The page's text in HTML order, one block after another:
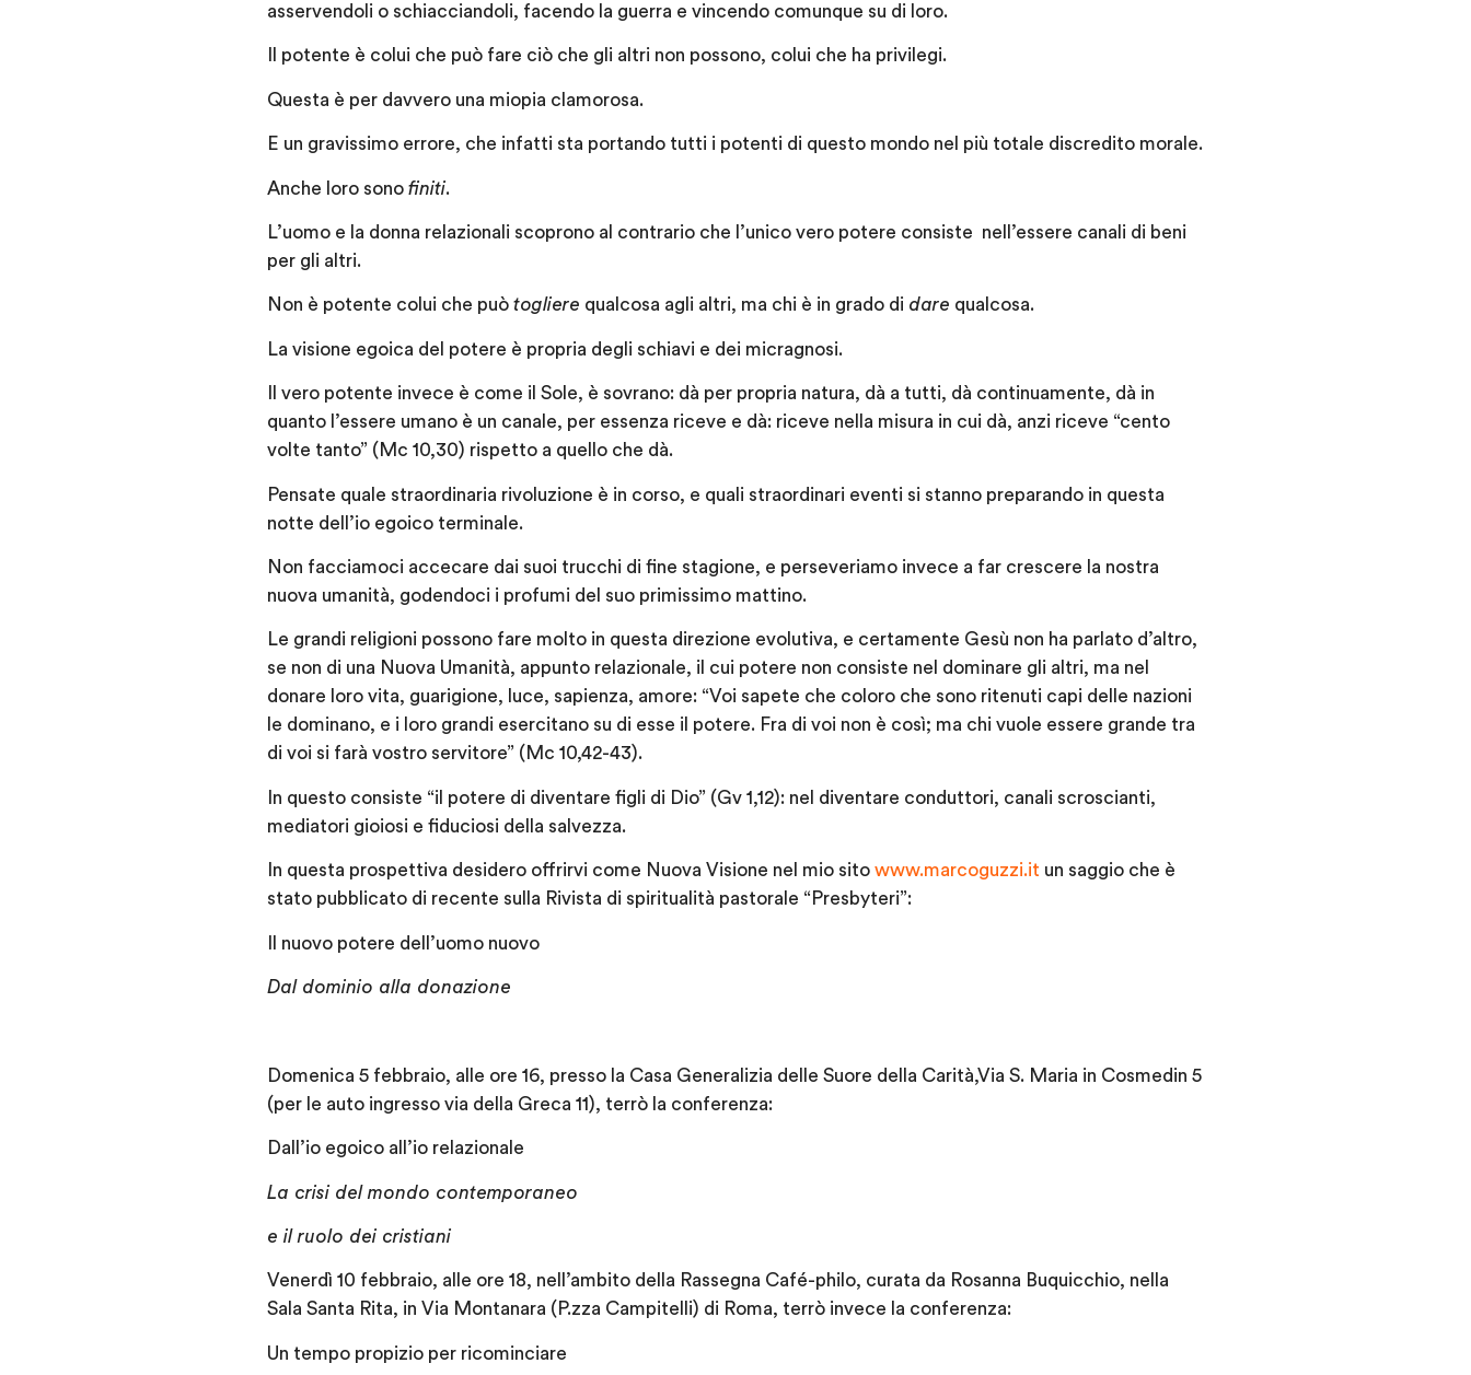
asservendoli o schiacciandoli, facendo la guerra e vincendo comunque su di loro.
Il potente è colui che può fare ciò che gli altri non possono, colui che ha privilegi.
Questa è per davvero una miopia clamorosa.
E un gravissimo errore, che infatti sta portando tutti i potenti di questo mondo nel più totale discredito morale.
Anche loro sono finiti.
L’uomo e la donna relazionali scoprono al contrario che l’unico vero potere consiste nell’essere canali di beni
per gli altri.
Non è potente colui che può togliere qualcosa agli altri, ma chi è in grado di dare qualcosa.
La visione egoica del potere è propria degli schiavi e dei micragnosi.
Il vero potente invece è come il Sole, è sovrano: dà per propria natura, dà a tutti, dà continuamente, dà in
quanto l’essere umano è un canale, per essenza riceve e dà: riceve nella misura in cui dà, anzi riceve “cento
volte tanto” (Mc 10,30) rispetto a quello che dà.
Pensate quale straordinaria rivoluzione è in corso, e quali straordinari eventi si stanno preparando in questa
notte dell’io egoico terminale.
Non facciamoci accecare dai suoi trucchi di fine stagione, e perseveriamo invece a far crescere la nostra
nuova umanità, godendoci i profumi del suo primissimo mattino.
Le grandi religioni possono fare molto in questa direzione evolutiva, e certamente Gesù non ha parlato d’altro,
se non di una Nuova Umanità, appunto relazionale, il cui potere non consiste nel dominare gli altri, ma nel
donare loro vita, guarigione, luce, sapienza, amore: “Voi sapete che coloro che sono ritenuti capi delle nazioni
le dominano, e i loro grandi esercitano su di esse il potere. Fra di voi non è così; ma chi vuole essere grande tra
di voi si farà vostro servitore” (Mc 10,42-43).
In questo consiste “il potere di diventare figli di Dio” (Gv 1,12): nel diventare conduttori, canali scroscianti,
mediatori gioiosi e fiduciosi della salvezza.
In questa prospettiva desidero offrirvi come Nuova Visione nel mio sito www.marcoguzzi.it un saggio che è
stato pubblicato di recente sulla Rivista di spiritualità pastorale “Presbyteri”:
Il nuovo potere dell’uomo nuovo
Dal dominio alla donazione
Domenica 5 febbraio, alle ore 16, presso la Casa Generalizia delle Suore della Carità,Via S. Maria in Cosmedin 5
(per le auto ingresso via della Greca 11), terrò la conferenza:
Dall’io egoico all’io relazionale
La crisi del mondo contemporaneo
e il ruolo dei cristiani
Venerdì 10 febbraio, alle ore 18, nell’ambito della Rassegna Café-philo, curata da Rosanna Buquicchio, nella
Sala Santa Rita, in Via Montanara (P.zza Campitelli) di Roma, terrò invece la conferenza:
Un tempo propizio per ricominciare